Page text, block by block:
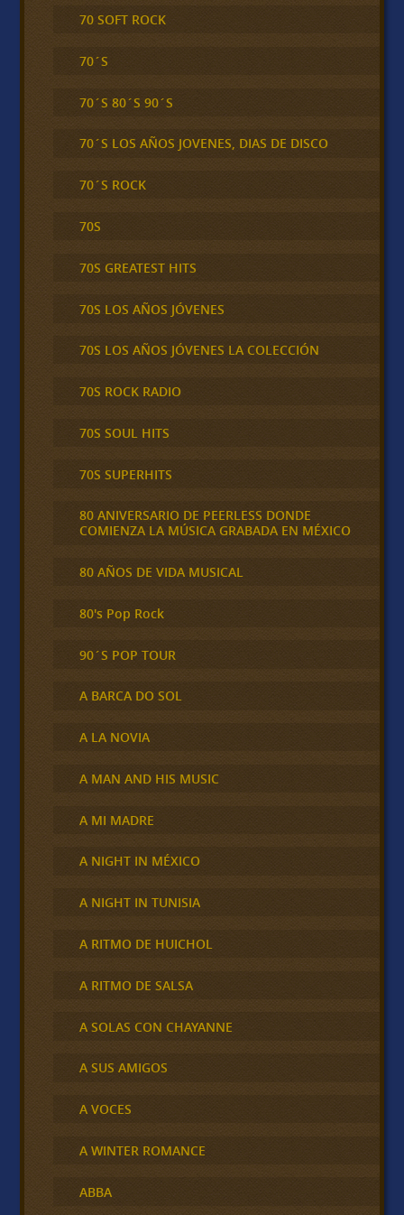
70 SOFT ROCK
70´S
70´S 80´S 90´S
70´S LOS AÑOS JOVENES, DIAS DE DISCO
70´S ROCK
70S
70S GREATEST HITS
70S LOS AÑOS JÓVENES
70S LOS AÑOS JÓVENES LA COLECCIÓN
70S ROCK RADIO
70S SOUL HITS
70S SUPERHITS
80 ANIVERSARIO DE PEERLESS DONDE
COMIENZA LA MÚSICA GRABADA EN MÉXICO
80 AÑOS DE VIDA MUSICAL
80's Pop Rock
90´S POP TOUR
A BARCA DO SOL
A LA NOVIA
A MAN AND HIS MUSIC
A MI MADRE
A NIGHT IN MÉXICO
A NIGHT IN TUNISIA
A RITMO DE HUICHOL
A RITMO DE SALSA
A SOLAS CON CHAYANNE
A SUS AMIGOS
A VOCES
A WINTER ROMANCE
ABBA